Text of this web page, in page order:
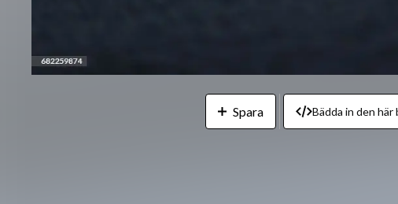
Spara Bädda in den här